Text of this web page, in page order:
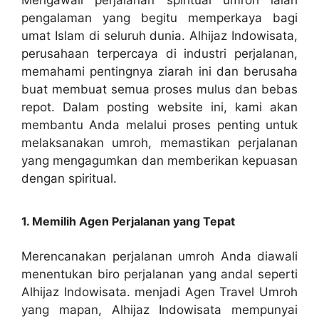
pengalaman yang begitu memperkaya bagi
umat Islam di seluruh dunia. Alhijaz Indowisata,
perusahaan terpercaya di industri perjalanan,
memahami pentingnya ziarah ini dan berusaha
buat membuat semua proses mulus dan bebas
repot. Dalam posting website ini, kami akan
membantu Anda melalui proses penting untuk
melaksanakan umroh, memastikan perjalanan
yang mengagumkan dan memberikan kepuasan
dengan spiritual.
1. Memilih Agen Perjalanan yang Tepat
Merencanakan perjalanan umroh Anda diawali
menentukan biro perjalanan yang andal seperti
Alhijaz Indowisata. menjadi Agen Travel Umroh
yang mapan, Alhijaz Indowisata mempunyai